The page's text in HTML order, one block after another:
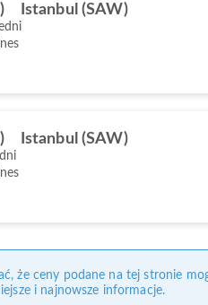
Istanbul (SAW)
Istanbul (SAW)
że ceny podane na tej stronie
i najnowsze informacje.